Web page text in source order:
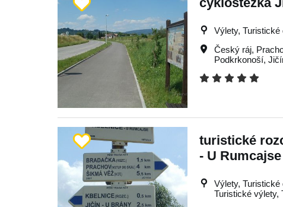
Výlety,
Český ráj,
Podkrkonoší,
turistické
- U Rumcajse
Výlety,
Turistické výlety,